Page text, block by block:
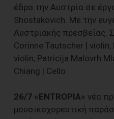
έδρα την Αυστρία σε
Shostakovich. Με την
Αυστριακής πρεσβείας.
Corinne Tautscher |
violin, Patricija Malovrh
Chiang | Cello
26/7 «ENTROPIA» νέα
μουσικοχορευτική